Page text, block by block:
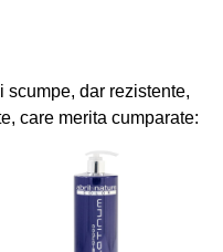
dar rezistente,
care merita cumparate:
40